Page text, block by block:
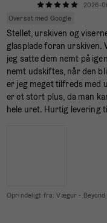
2026-
Oversat med Google
Stellet, urskiven og
glasplade foran urskiven.
jeg satte dem nemt på
nemt udskiftes, når den
er jeg meget tilfreds med
er et stort plus, da man
hele uret. Hurtig levering
Oprindeligt fra:Vægur -